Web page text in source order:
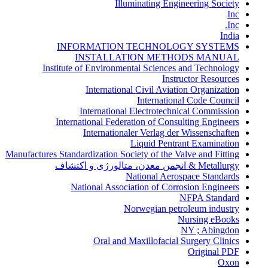
Illuminating Engineering Society
Inc
Inc.
India
INFORMATION TECHNOLOGY SYSTEMS
INSTALLATION METHODS MANUAL
Institute of Environmental Sciences and Technology
Instructor Resources
International Civil Aviation Organization
International Code Council
International Electrotechnical Commission
International Federation of Consulting Engineers
Internationaler Verlag der Wissenschaften
Liquid Pentrant Examination
Manufactures Standardization Society of the Valve and Fitting
Metallurgy & انجمن معدن، متالورژی و اکتشاف
National Aerospace Standards
National Association of Corrosion Engineers
NFPA Standard
Norwegian petroleum industry
Nursing eBooks
NY ; Abingdon
Oral and Maxillofacial Surgery Clinics
Original PDF
Oxon